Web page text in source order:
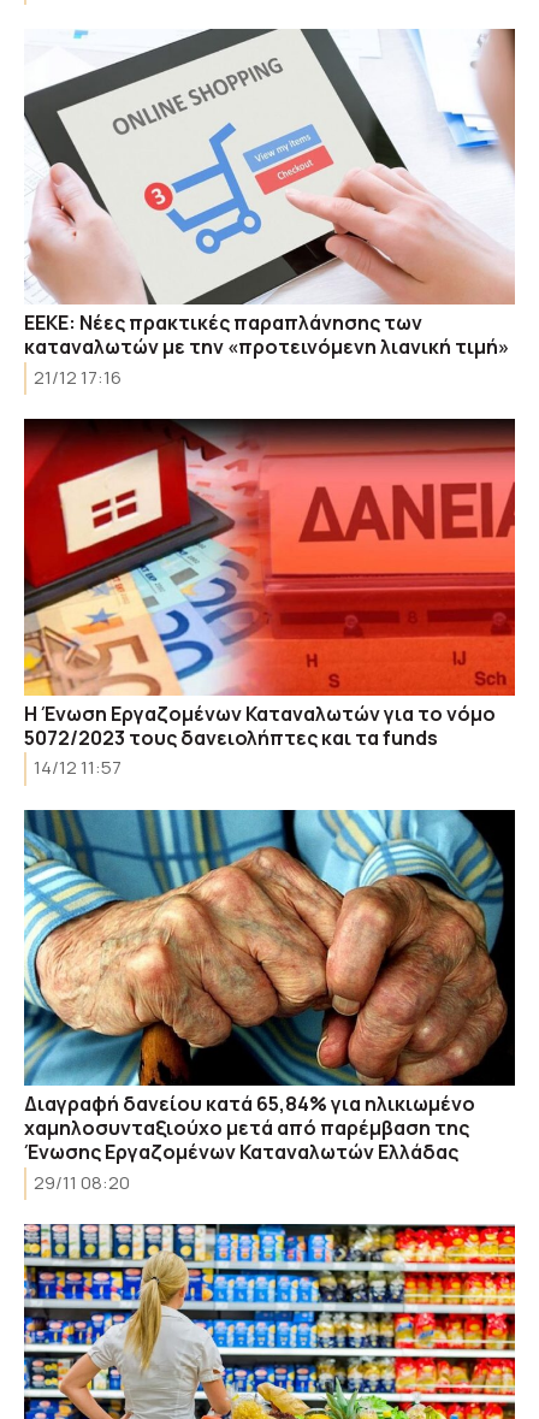
ΕΕΚΕ: Νέες πρακτικές παραπλάνησης των
καταναλωτών με την «προτεινόμενη λιανική τιμή»
21/12 17:16
H Ένωση Εργαζομένων Καταναλωτών για το νόμο
5072/2023 τους δανειολήπτες και τα funds
14/12 11:57
Διαγραφή δανείου κατά 65,84% για ηλικιωμένο
χαμηλοσυνταξιούχο μετά από παρέμβαση της
Ένωσης Εργαζομένων Καταναλωτών Ελλάδας
29/11 08:20